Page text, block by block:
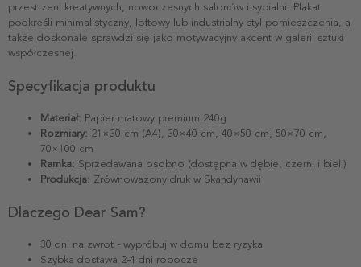
przestrzeni kreatywnych, nowoczesnych salonów i sypialni. Plakat
podkreśli minimalistyczny, loftowy lub industrialny styl pomieszczenia, a
także doskonale sprawdzi się jako motywacyjny akcent w galerii sztuki
współczesnej.
Specyfikacja produktu
Materiał: Papier matowy premium 240g
Rozmiary: 21×30 cm (A4), 30×40 cm, 40×50 cm, 50×70 cm,
70×100 cm
Ramka: Sprzedawana osobno (dostępna w dębie, czerni i bieli)
Produkcja: Zrównoważony druk w Skandynawii
Dlaczego Dear Sam?
30 dni na zwrot - wypróbuj w domu bez ryzyka
Szybka dostawa 2-4 dni robocze